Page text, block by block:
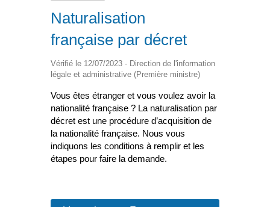
Naturalisation
française par décret
Vérifié le 12/07/2023 - Direction de l'information
légale et administrative (Première ministre)
Vous êtes étranger et vous voulez avoir la
nationalité française ? La naturalisation par
décret est une procédure d’acquisition de
la nationalité française. Nous vous
indiquons les conditions à remplir et les
étapes pour faire la demande.